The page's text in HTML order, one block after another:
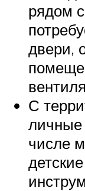
рядом
двери,
С
личные
числе